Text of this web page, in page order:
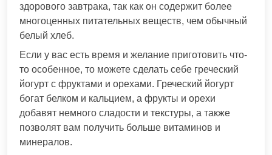
здорового завтрака, так как он содержит более
многоценных питательных веществ, чем обычный
белый хлеб.
Если у вас есть время и желание приготовить что-
то особенное, то можете сделать себе греческий
йогурт с фруктами и орехами. Греческий йогурт
богат белком и кальцием, а фрукты и орехи
добавят немного сладости и текстуры, а также
позволят вам получить больше витаминов и
минералов.